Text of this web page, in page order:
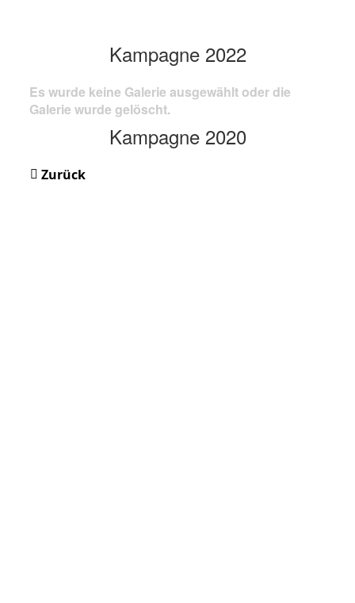
Kampagne 2022
Es wurde keine Galerie ausgewählt oder die
Galerie wurde gelöscht.
Kampagne 2020
Zurück